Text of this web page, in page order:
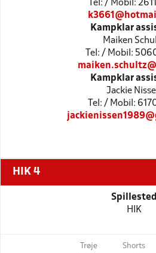
Tel: / Mobil:
Kampklar
Maiken
Tel: / Mobil:
Kampklar
Jackie
Tel: / Mobil:
HIK 4
Spillested
HIK
Trøje Shorts